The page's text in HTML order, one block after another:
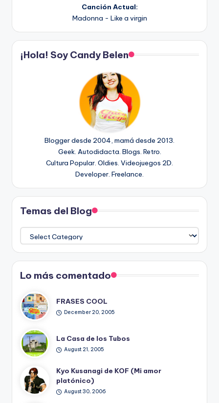
Canción Actual:
Madonna - Like a virgin
¡Hola! Soy Candy Belen
Blogger desde 2004, mamá desde 2013.
Geek. Autodidacta. Blogs. Retro.
Cultura Popular. Oldies. Videojuegos 2D.
Developer. Freelance.
Temas del Blog
del
Blog
Lo más comentado
FRASES COOL
December 20, 2005
La Casa de los Tubos
August 21, 2005
Kyo Kusanagi de KOF (Mi amor
platónico)
August 30, 2006